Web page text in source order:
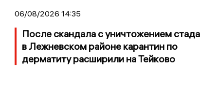
06/08/2026 14:35
После скандала с уничтожением стада
в Лежневском районе карантин по
дерматиту расширили на Тейково